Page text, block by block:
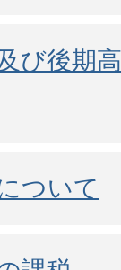
び後期
ついて